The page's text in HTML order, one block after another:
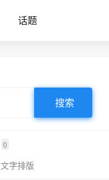
话题
搜索
0
文字排版